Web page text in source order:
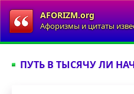
AFORIZM.org
Афоризмы и цитаты
ПУТЬ В ТЫСЯЧУ ЛИ